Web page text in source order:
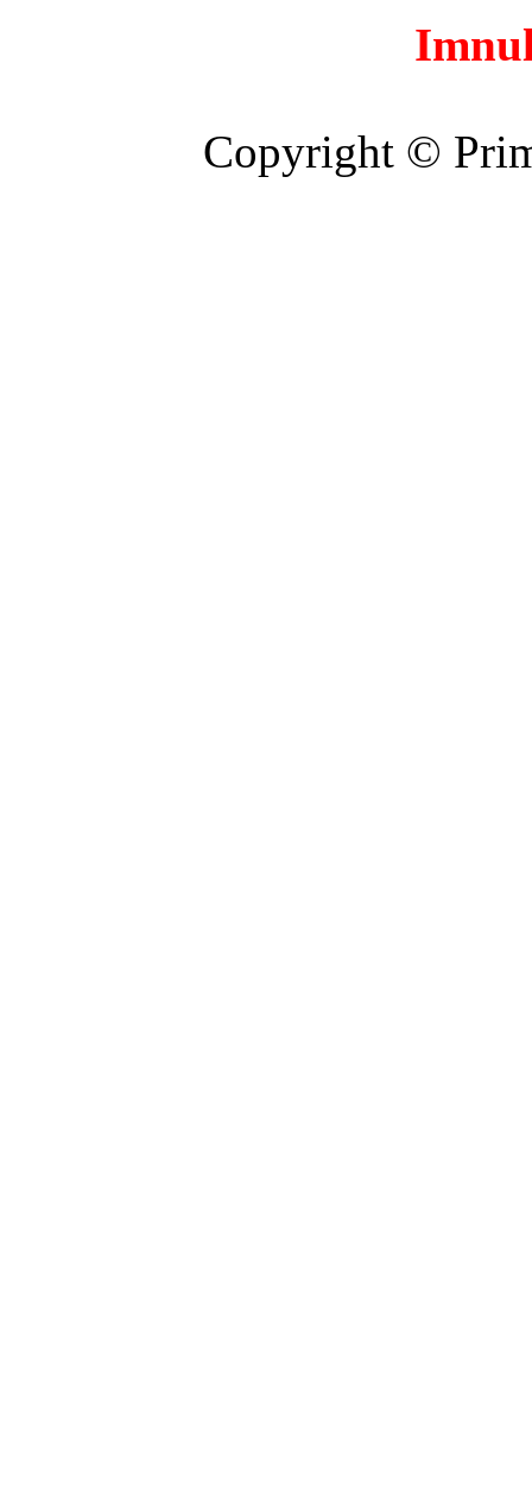
Copyright ©